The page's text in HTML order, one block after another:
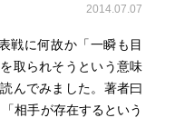
2014.07.07
戦に何故か「一瞬も目
取られそうという意味
んでみました。著者曰
相手が存在するという